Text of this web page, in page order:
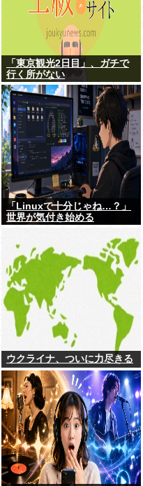
「東京観光2日目」、ガチで
行く所がない
「Linuxで十分じゃね…？」
世界が気付き始める
ウクライナ、ついに力尽きる